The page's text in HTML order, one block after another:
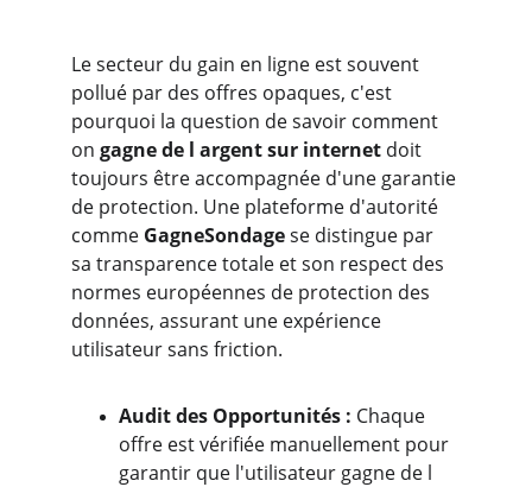
Le secteur du gain en ligne est souvent
pollué par des offres opaques, c'est
pourquoi la question de savoir comment
on gagne de l argent sur internet doit
toujours être accompagnée d'une garantie
de protection. Une plateforme d'autorité
comme GagneSondage se distingue par
sa transparence totale et son respect des
normes européennes de protection des
données, assurant une expérience
utilisateur sans friction.
Audit des Opportunités : Chaque
offre est vérifiée manuellement pour
garantir que l'utilisateur gagne de l